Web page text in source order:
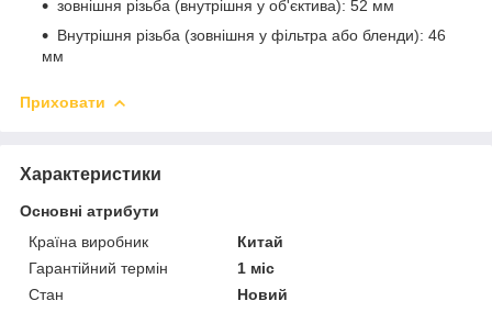
зовнішня різьба (внутрішня у об'єктива): 52 мм
Внутрішня різьба (зовнішня у фільтра або бленди): 46
мм
Приховати
Характеристики
Основні атрибути
Країна виробник
Китай
Гарантійний термін
1 міс
Стан
Новий